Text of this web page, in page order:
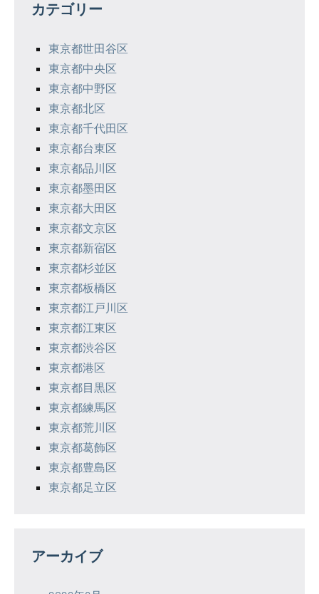
カテゴリー
東京都世田谷区
東京都中央区
東京都中野区
東京都北区
東京都千代田区
東京都台東区
東京都品川区
東京都墨田区
東京都大田区
東京都文京区
東京都新宿区
東京都杉並区
東京都板橋区
東京都江戸川区
東京都江東区
東京都渋谷区
東京都港区
東京都目黒区
東京都練馬区
東京都荒川区
東京都葛飾区
東京都豊島区
東京都足立区
アーカイブ